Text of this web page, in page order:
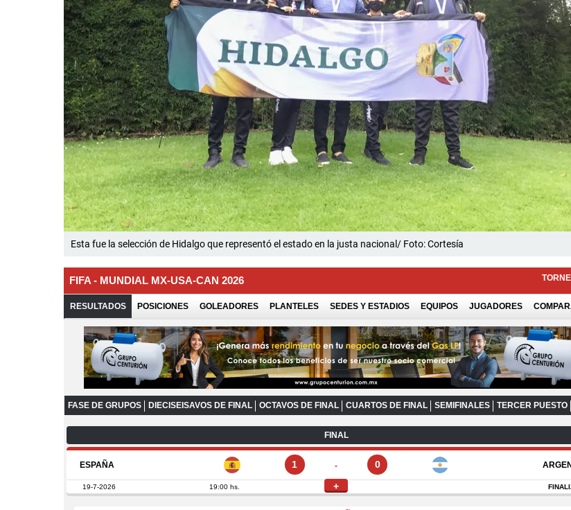
Esta fue la selección de Hidalgo que representó el estado en la justa nacional/ Foto: Cortesía